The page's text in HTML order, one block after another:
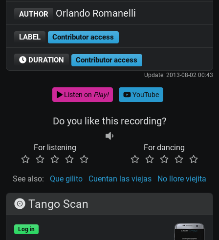
AUTHOR Orlando Romanelli
LABEL Contributor access
DURATION Contributor access
Update: 2013-08-02 00:43
Listen on Play! YouTube
Do you like this recording?
For listening For dancing
See also: Que gilito Cuentan las viejas No llore viejita
Tango Scan
Log in